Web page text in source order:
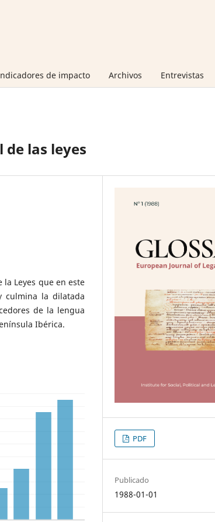
de impacto Archivos Entrevistas
de las leyes
la Leyes que en este
culmina la dilatada
de la lengua
Ibérica.
PDF
Publicado
1988-01-01